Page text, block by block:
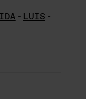
IDA - LUIS -